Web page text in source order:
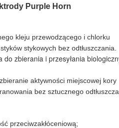
Purple Horn
kleju przewodzącego i chlorku
stykowych bez odtłuszczania.
zbierania i przesyłania
aktywności miejscowej kory
bez sztucznego
przeciwzakłóceniową;